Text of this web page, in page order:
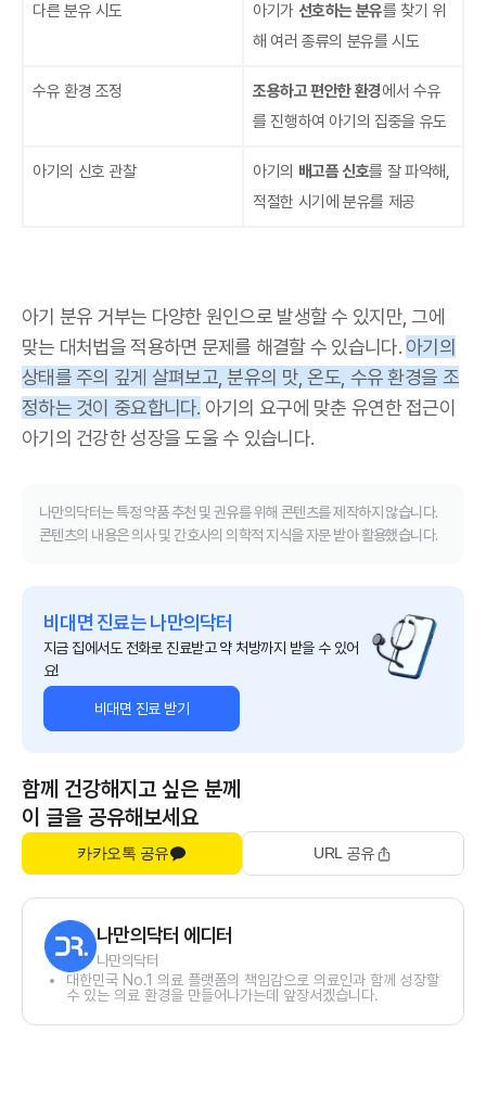
다른 분유 시도 아기가 선호하는 분유를 찾기 위
해 여러 종류의 분유를 시도
수유 환경 조정 조용하고 편안한 환경에서 수유
를 진행하여 아기의 집중을 유도
아기의 신호 관찰 아기의 배고픔 신호를 잘 파악해,
적절한 시기에 분유를 제공
아기 분유 거부는 다양한 원인으로 발생할 수 있지만, 그에
맞는 대처법을 적용하면 문제를 해결할 수 있습니다. 아기의
상태를 주의 깊게 살펴보고, 분유의 맛, 온도, 수유 환경을 조
정하는 것이 중요합니다. 아기의 요구에 맞춘 유연한 접근이
아기의 건강한 성장을 도울 수 있습니다.
나만의닥터는 특정 약품 추천 및 권유를 위해 콘텐츠를 제작하지 않습니다.
콘텐츠의 내용은 의사 및 간호사의 의학적 지식을 자문 받아 활용했습니다.
비대면 진료는 나만의닥터
지금 집에서도 전화로 진료받고 약 처방까지 받을 수 있어
요!
비대면 진료 받기
함께 건강해지고 싶은 분께
이 글을 공유해보세요
카카오톡 공유 URL 공유
나만의닥터 에디터
나만의닥터
대한민국 No.1 의료 플랫폼의 책임감으로 의료인과 함께 성장할
수 있는 의료 환경을 만들어나가는데 앞장서겠습니다.